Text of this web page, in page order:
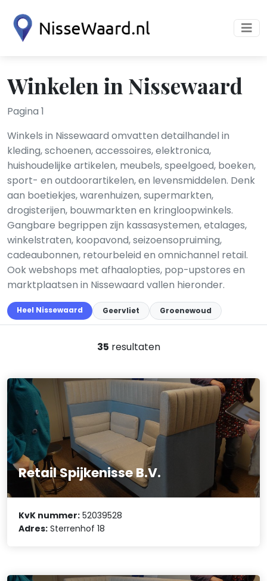
Winkelen in Nissewaard
Pagina 1
Winkels in Nissewaard omvatten detailhandel in
kleding, schoenen, accessoires, elektronica,
huishoudelijke artikelen, meubels, speelgoed, boeken,
sport- en outdoorartikelen, en levensmiddelen. Denk
aan boetiekjes, warenhuizen, supermarkten,
drogisterijen, bouwmarkten en kringloopwinkels.
Gangbare begrippen zijn kassasystemen, etalages,
winkelstraten, koopavond, seizoensopruiming,
cadeaubonnen, retourbeleid en omnichannel retail.
Ook webshops met afhaalopties, pop-upstores en
marktplaatsen in Nissewaard vallen hieronder.
Heel Nissewaard Geervliet Groenewoud
35 resultaten
Retail Spijkenisse B.V.
KvK nummer: 52039528
Adres: Sterrenhof 18